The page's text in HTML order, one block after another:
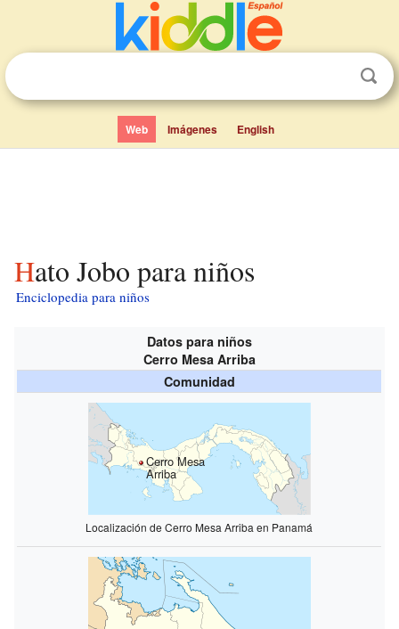
Web Imágenes English
Hato Jobo para niños
Enciclopedia para niños
Datos para niños
Cerro Mesa Arriba
Comunidad
Cerro Mesa
Arriba
Localización de Cerro Mesa Arriba en Panamá